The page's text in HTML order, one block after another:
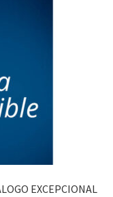
EXCEPCIONAL